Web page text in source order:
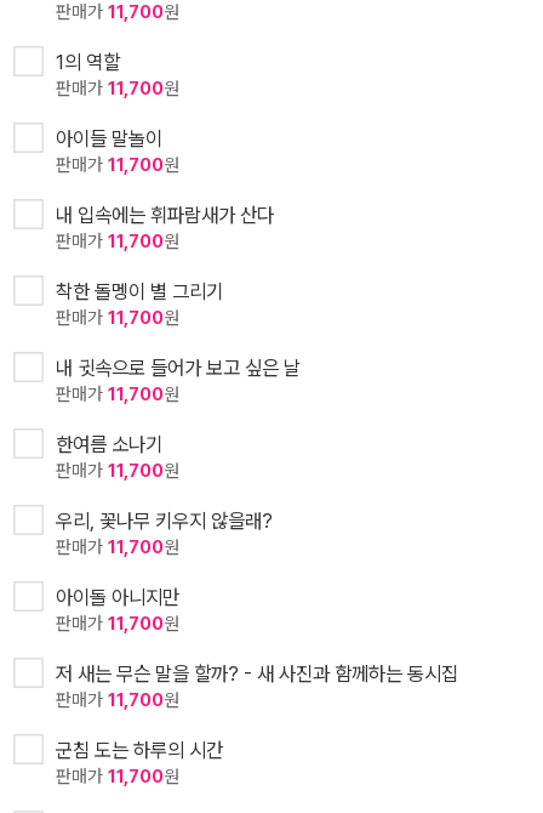
판매가 11,700원
1의 역할
판매가 11,700원
아이들 말놀이
판매가 11,700원
내 입속에는 휘파람새가 산다
판매가 11,700원
착한 돌멩이 별 그리기
판매가 11,700원
내 귓속으로 들어가 보고 싶은 날
판매가 11,700원
한여름 소나기
판매가 11,700원
우리, 꽃나무 키우지 않을래?
판매가 11,700원
아이돌 아니지만
판매가 11,700원
저 새는 무슨 말을 할까? - 새 사진과 함께하는 동시집
판매가 11,700원
군침 도는 하루의 시간
판매가 11,700원